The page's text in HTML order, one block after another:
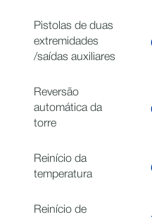
Pistolas de duas
extremidades
/saídas auxiliares
Reversão
automática da
torre
Reinício da
temperatura
Reinício de